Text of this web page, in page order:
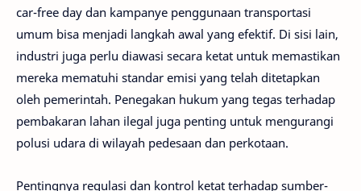
car-free day dan kampanye penggunaan transportasi
umum bisa menjadi langkah awal yang efektif. Di sisi lain,
industri juga perlu diawasi secara ketat untuk memastikan
mereka mematuhi standar emisi yang telah ditetapkan
oleh pemerintah. Penegakan hukum yang tegas terhadap
pembakaran lahan ilegal juga penting untuk mengurangi
polusi udara di wilayah pedesaan dan perkotaan.
Pentingnya regulasi dan kontrol ketat terhadap sumber-